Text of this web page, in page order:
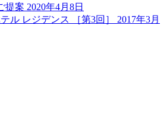
提案 2020年4月8日
ル レジデンス ［第3回］
2017年3月